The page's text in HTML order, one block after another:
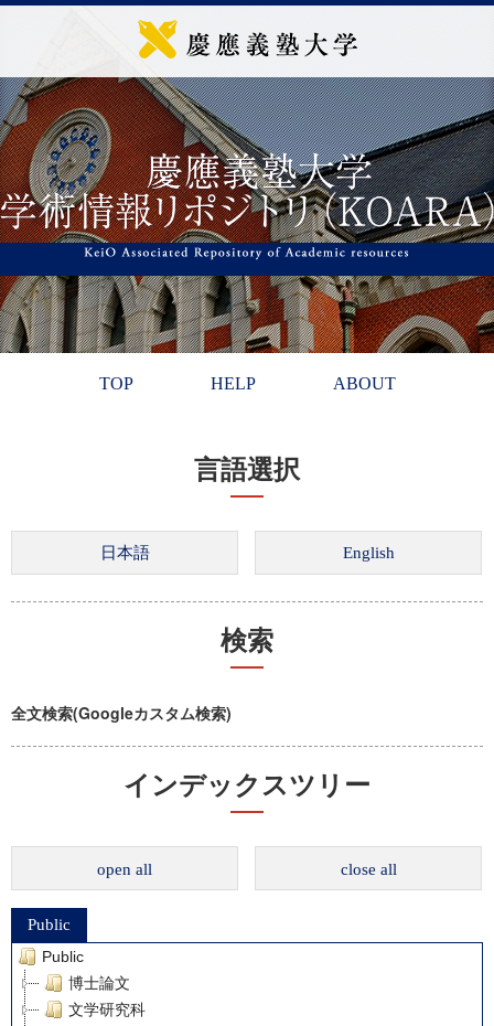
TOP HELP ABOUT
言語選択
検索
全文検索(Googleカスタム検索)
インデックスツリー
open all close all
Public
Public
博士論文
文学研究科